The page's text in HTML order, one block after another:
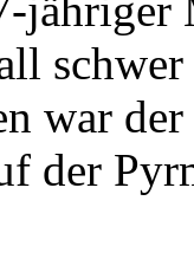
jähriger
war
der